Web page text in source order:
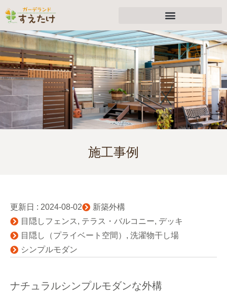
施工事例
更新日 : 2024-08-02
新築外構
目隠しフェンス , テラス・バルコニー, デッキ
目隠し（プライベート空間） , 洗濯物干し場
シンプルモダン
ナチュラルシンプルモダンな外構